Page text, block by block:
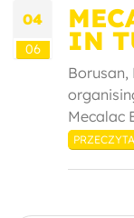
04
06 IN
Borusan,
Mecalac